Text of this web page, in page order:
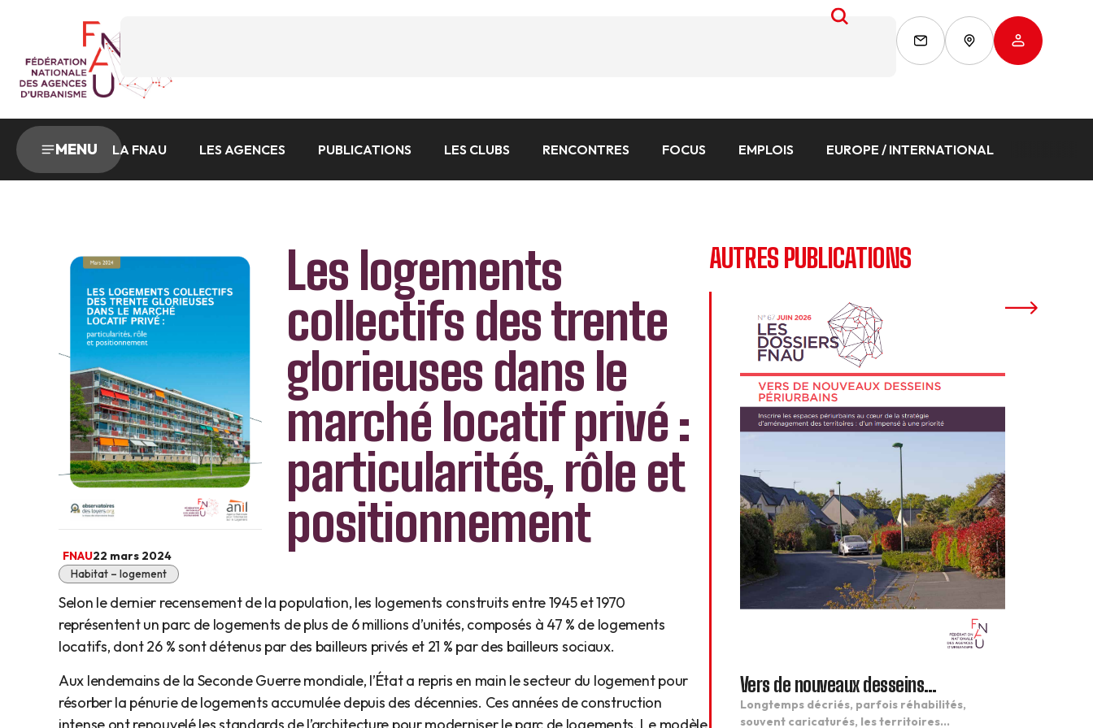
MENU LA FNAU LES AGENCES PUBLICATIONS LES CLUBS RENCONTRES FOCUS EMPLOIS EUROPE / INTERNATIONAL
Les logements
collectifs des trente
glorieuses dans le
marché locatif privé :
particularités, rôle et
positionnement
FNAU22 mars 2024
Habitat – logement
Selon le dernier recensement de la population, les logements construits entre 1945 et 1970
représentent un parc de logements de plus de 6 millions d’unités, composés à 47 % de logements
locatifs, dont 26 % sont détenus par des bailleurs privés et 21 % par des bailleurs sociaux.
Aux lendemains de la Seconde Guerre mondiale, l’État a repris en main le secteur du logement pour
résorber la pénurie de logements accumulée depuis des décennies. Ces années de construction
intense ont renouvelé les standards de l’architecture pour moderniser le parc de logements. Le modèle
AUTRES PUBLICATIONS
Vers de nouveaux desseins
périurbains
Longtemps décriés, parfois réhabilités,
souvent caricaturés, les territoires